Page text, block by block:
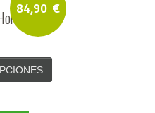
84,90 €
Piel